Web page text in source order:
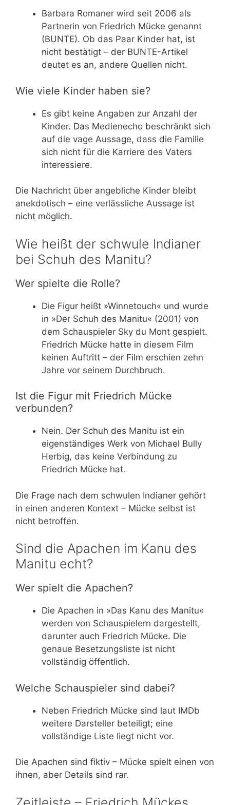
Barbara Romaner wird seit 2006 als
Partnerin von Friedrich Mücke genannt
(BUNTE). Ob das Paar Kinder hat, ist
nicht bestätigt – der BUNTE-Artikel
deutet es an, andere Quellen nicht.
Wie viele Kinder haben sie?
Es gibt keine Angaben zur Anzahl der
Kinder. Das Medienecho beschränkt sich
auf die vage Aussage, dass die Familie
sich nicht für die Karriere des Vaters
interessiere.
Die Nachricht über angebliche Kinder bleibt
anekdotisch – eine verlässliche Aussage ist
nicht möglich.
Wie heißt der schwule Indianer
bei Schuh des Manitu?
Wer spielte die Rolle?
Die Figur heißt »Winnetouch« und wurde
in »Der Schuh des Manitu« (2001) von
dem Schauspieler Sky du Mont gespielt.
Friedrich Mücke hatte in diesem Film
keinen Auftritt – der Film erschien zehn
Jahre vor seinem Durchbruch.
Ist die Figur mit Friedrich Mücke
verbunden?
Nein. Der Schuh des Manitu ist ein
eigenständiges Werk von Michael Bully
Herbig, das keine Verbindung zu
Friedrich Mücke hat.
Die Frage nach dem schwulen Indianer gehört
in einen anderen Kontext – Mücke selbst ist
nicht betroffen.
Sind die Apachen im Kanu des
Manitu echt?
Wer spielt die Apachen?
Die Apachen in »Das Kanu des Manitu«
werden von Schauspielern dargestellt,
darunter auch Friedrich Mücke. Die
genaue Besetzungsliste ist nicht
vollständig öffentlich.
Welche Schauspieler sind dabei?
Neben Friedrich Mücke sind laut IMDb
weitere Darsteller beteiligt; eine
vollständige Liste liegt nicht vor.
Die Apachen sind fiktiv – Mücke spielt einen von
ihnen, aber Details sind rar.